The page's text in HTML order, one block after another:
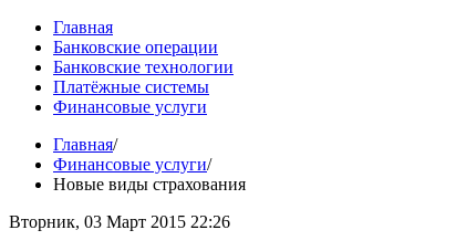
Главная
Банковские операции
Банковские технологии
Платёжные системы
Финансовые услуги
Главная/
Финансовые услуги/
Новые виды страхования
Вторник, 03 Март 2015 22:26